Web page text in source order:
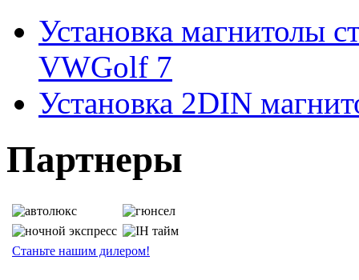
Установка магнитолы
VWGolf 7
Установка 2DIN
Партнеры
Станьте нашим дилером!